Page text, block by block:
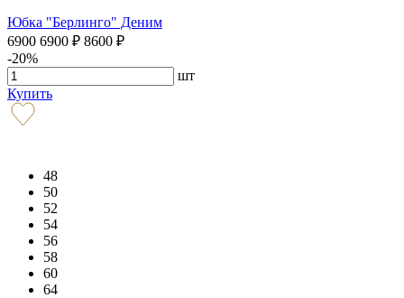
Юбка "Берлинго" Деним
6900 6900 ₽ 8600 ₽
-20%
шт
Купить
48
50
52
54
56
58
60
64